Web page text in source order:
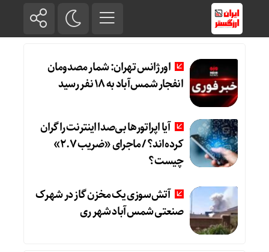
اورژانس تهران: شمار مصدومان
انفجار شمس‌آباد به ۱۸ نفر رسید
آیا اپراتورها بی‌صدا اینترنت را گران
کرده‌اند؟ / ماجرای «ضریب ۲.۷»
چیست؟
آتش‌سوزی یک مخزن گاز در شهرک
صنعتی شمس‌آباد شهر ری